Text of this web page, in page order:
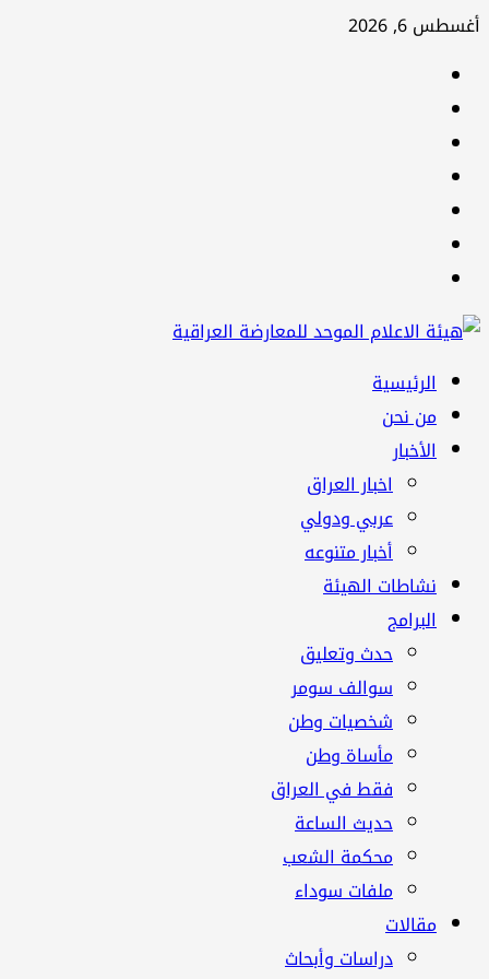
تخطي
أغسطس 6, 2026
القائمة
الرئيسية
الرئيسية
من نحن
الأخبار
اخبار العراق
عربي ودولي
أخبار متنوعه
نشاطات الهيئة
البرامج
حدث وتعليق
سوالف سومر
شخصيات وطن
مأساة وطن
فقط في العراق
حديث الساعة
محكمة الشعب
ملفات سوداء
مقالات
دراسات وأبحاث